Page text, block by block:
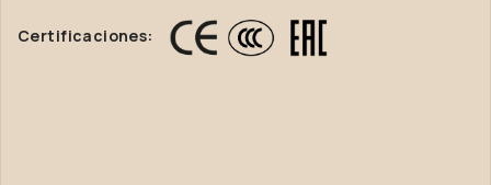
Certificaciones: